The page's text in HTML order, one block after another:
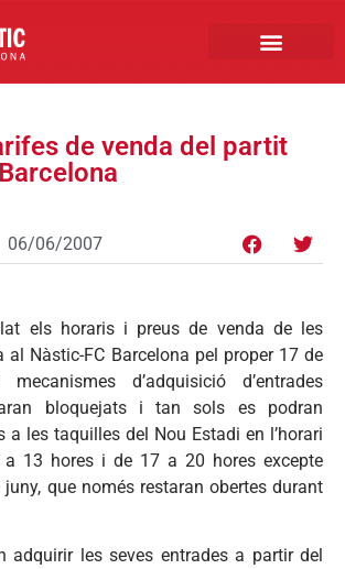
de venda del partit
06/06/2007
els horaris i preus de venda de les
al Nàstic-FC Barcelona pel proper 17 de
d’adquisició d’entrades
bloquejats i tan sols es podran
a les taquilles del Nou Estadi en l’horari
a 13 hores i de 17 a 20 hores excepte
que només restaran obertes durant
adquirir les seves entrades a partir del